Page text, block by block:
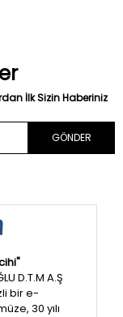
İlk Sizin Haberiniz
GÖNDER
D.T.M A.Ş
bir e-
30 yılı